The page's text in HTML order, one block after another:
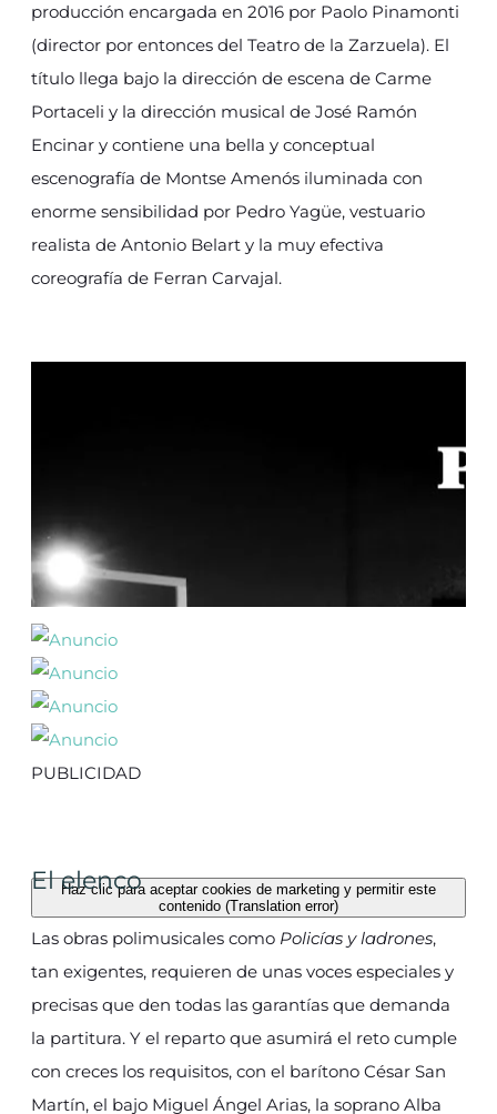
producción encargada en 2016 por Paolo Pinamonti
(director por entonces del Teatro de la Zarzuela). El
título llega bajo la dirección de escena de Carme
Portaceli y la dirección musical de José Ramón
Encinar y contiene una bella y conceptual
escenografía de Montse Amenós iluminada con
enorme sensibilidad por Pedro Yagüe, vestuario
realista de Antonio Belart y la muy efectiva
coreografía de Ferran Carvajal.
Haz clic para aceptar cookies de marketing y permitir este
contenido (Translation error)
PUBLICIDAD
El elenco
Las obras polimusicales como Policías y ladrones,
tan exigentes, requieren de unas voces especiales y
precisas que den todas las garantías que demanda
la partitura. Y el reparto que asumirá el reto cumple
con creces los requisitos, con el barítono César San
Martín, el bajo Miguel Ángel Arias, la soprano Alba